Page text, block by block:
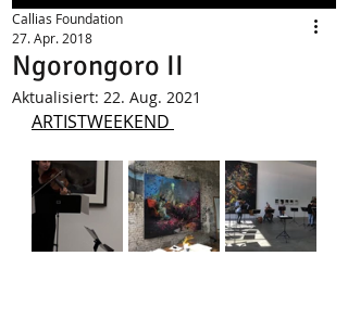
Ngorongoro II
Callias Foundation
27. Apr. 2018
Aktualisiert: 22. Aug. 2021
ARTISTWEEKEND